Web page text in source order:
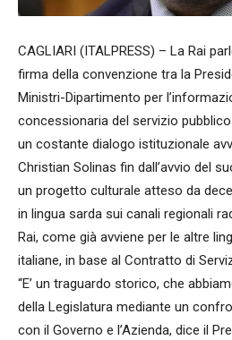
CAGLIARI (ITALPRESS) – La Rai
firma della convenzione tra la
Ministri-Dipartimento per
concessionaria del servizio
un costante dialogo istituzionale
Christian Solinas fin dall’avvio del
un progetto culturale atteso da
in lingua sarda sui canali regionali
Rai, come già avviene per le altre
italiane, in base al Contratto di
“E’ un traguardo storico, che
della Legislatura mediante un
con il Governo e l’Azienda, dice il